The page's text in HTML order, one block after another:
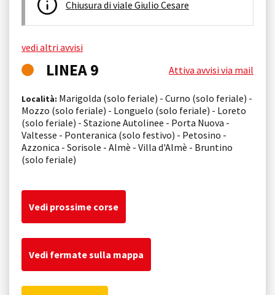
Chiusura di viale Giulio Cesare
vedi altri avvisi
LINEA 9 Attiva avvisi via mail
Località: Marigolda (solo feriale) - Curno (solo feriale) -
Mozzo (solo feriale) - Longuelo (solo feriale) - Loreto
(solo feriale) - Stazione Autolinee - Porta Nuova -
Valtesse - Ponteranica (solo festivo) - Petosino -
Azzonica - Sorisole - Almè - Villa d'Almè - Bruntino
(solo feriale)
Vedi prossime corse
Vedi fermate sulla mappa